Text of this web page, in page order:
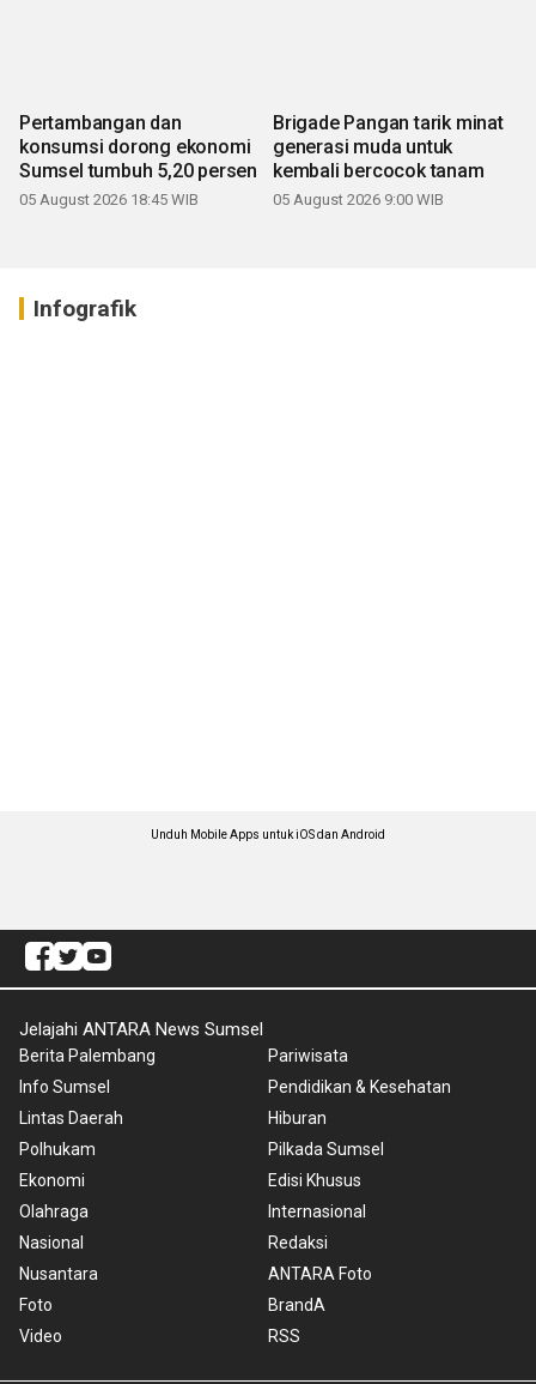
Pertambangan dan
konsumsi dorong ekonomi
Sumsel tumbuh 5,20 persen
05 August 2026 18:45 WIB
Brigade Pangan tarik minat
generasi muda untuk
kembali bercocok tanam
05 August 2026 9:00 WIB
Infografik
Unduh Mobile Apps untuk iOS dan Android
Jelajahi ANTARA News Sumsel
Berita Palembang
Info Sumsel
Lintas Daerah
Polhukam
Ekonomi
Olahraga
Nasional
Nusantara
Foto
Video
Pariwisata
Pendidikan & Kesehatan
Hiburan
Pilkada Sumsel
Edisi Khusus
Internasional
Redaksi
ANTARA Foto
BrandA
RSS